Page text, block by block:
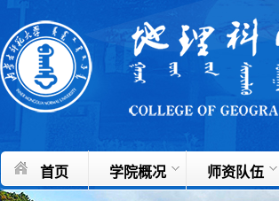
首页 学院概况 师资队伍